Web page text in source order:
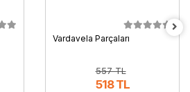
Vardavela Parçaları
557 TL
518 TL